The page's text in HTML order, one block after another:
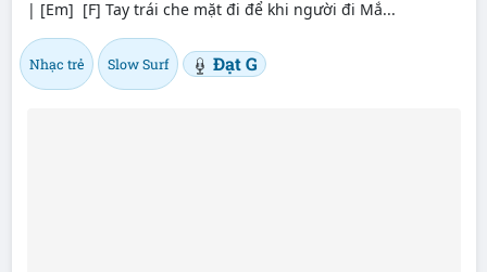
| [Em] [F] Tay trái che mặt đi để khi người đi Mắ...
Nhạc trẻ Slow Surf Đạt G